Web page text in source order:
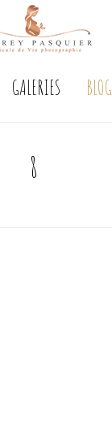
GALERIES BLOG
8